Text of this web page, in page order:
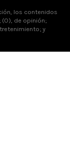
los contenidos
de opinión;
y